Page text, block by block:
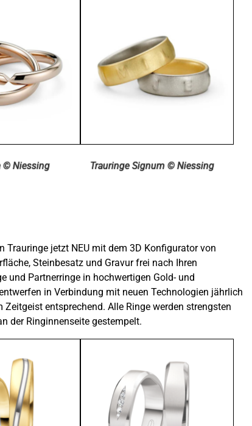
© Niessing Trauringe Signum © Niessing
Trauringe jetzt NEU mit dem 3D Konfigurator von
Steinbesatz und Gravur frei nach Ihren
und Partnerringe in hochwertigen Gold- und
in Verbindung mit neuen Technologien jährlich
entsprechend. Alle Ringe werden strengsten
der Ringinnenseite gestempelt.